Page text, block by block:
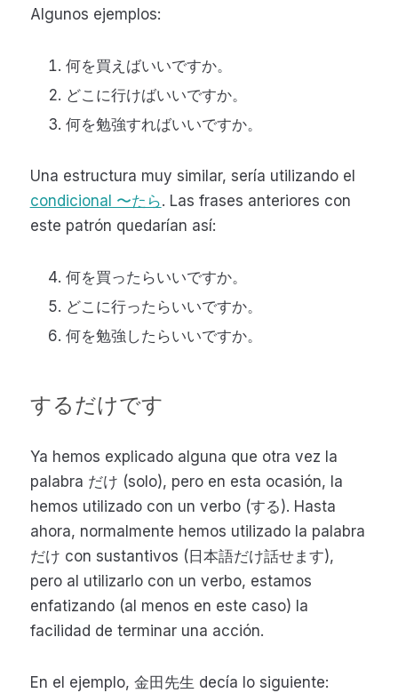
Algunos ejemplos:
何を買えばいいですか。
どこに行けばいいですか。
何を勉強すればいいですか。
Una estructura muy similar, sería utilizando el
condicional 〜たら. Las frases anteriores con
este patrón quedarían así:
何を買ったらいいですか。
どこに行ったらいいですか。
何を勉強したらいいですか。
するだけです
Ya hemos explicado alguna que otra vez la
palabra だけ (solo), pero en esta ocasión, la
hemos utilizado con un verbo (する). Hasta
ahora, normalmente hemos utilizado la palabra
だけ con sustantivos (日本語だけ話せます),
pero al utilizarlo con un verbo, estamos
enfatizando (al menos en este caso) la
facilidad de terminar una acción.
En el ejemplo, 金田先生 decía lo siguiente: